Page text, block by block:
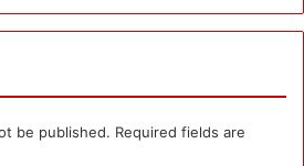
be published. Required fields are